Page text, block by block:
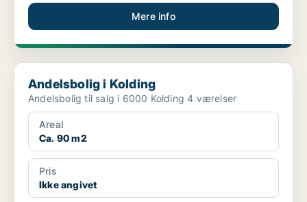
Mere info
Andelsbolig i Kolding
Andelsbolig i Kolding
Andelsbolig til salg i 6000 Kolding 4 værelser
Areal
Ca. 90 m2
Pris
Ikke angivet